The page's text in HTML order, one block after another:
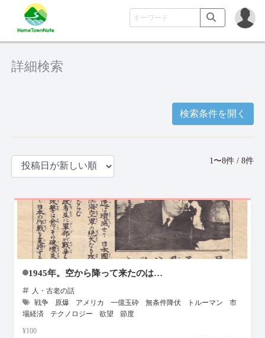
詳細検索
検索条件を開く
1〜8件 / 8件
1945年。空から降って来たのは…
人・古老の話
戦争
原爆 アメリカ 一億玉砕 無条件降伏 トルーマン
市
場経済
テクノロジー 欲望 節度
¥100